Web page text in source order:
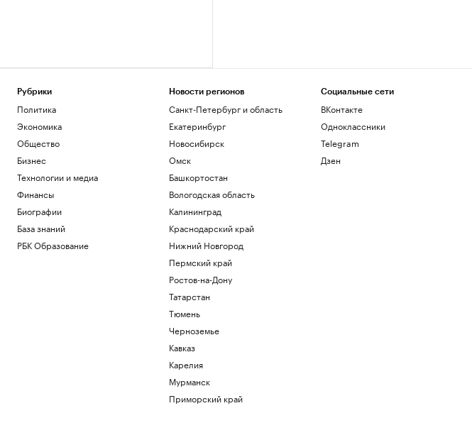
Рубрики
Политика
Экономика
Общество
Бизнес
Технологии и медиа
Финансы
Биографии
База знаний
РБК Образование
Новости регионов
Санкт-Петербург и область
Екатеринбург
Новосибирск
Омск
Башкортостан
Вологодская область
Калининград
Краснодарский край
Нижний Новгород
Пермский край
Ростов-на-Дону
Татарстан
Тюмень
Черноземье
Кавказ
Карелия
Мурманск
Приморский край
Социальные сети
ВКонтакте
Одноклассники
Telegram
Дзен